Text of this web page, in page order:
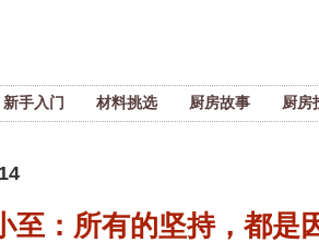
新手入门 材料挑选 厨房故事 厨房
至：所有的坚持，都是